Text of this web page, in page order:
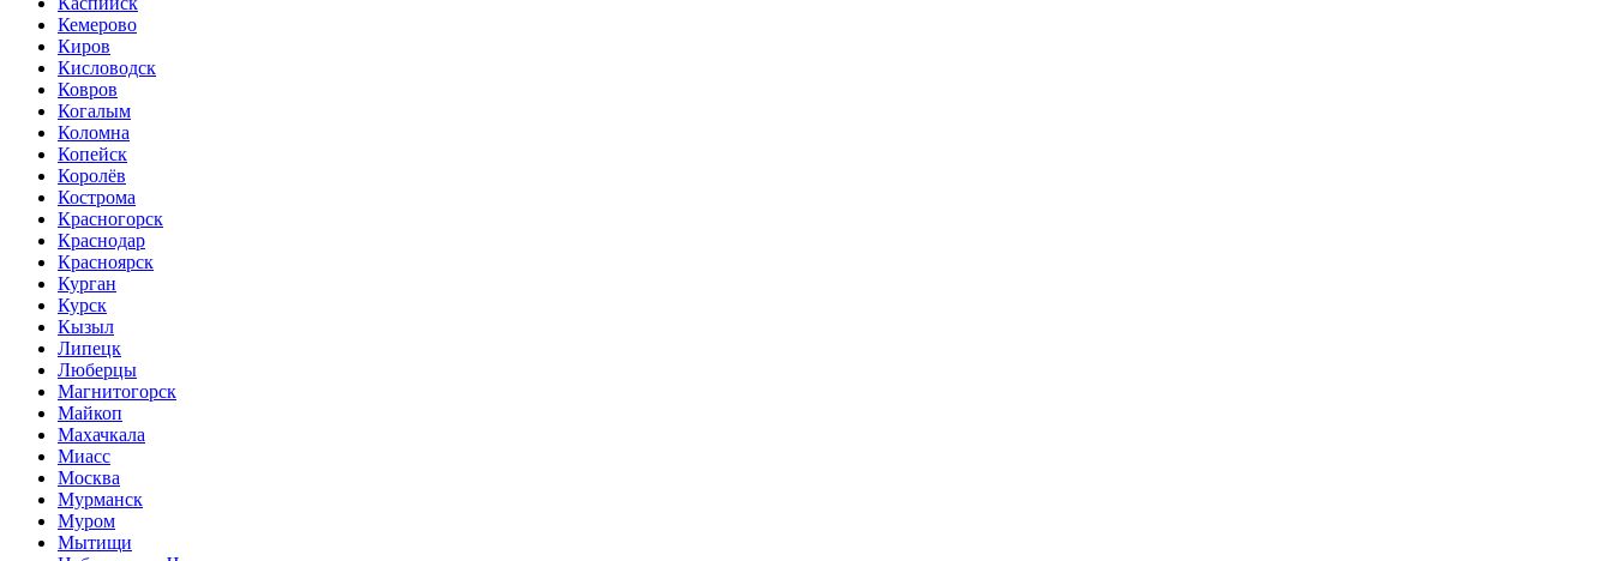
Кемерово
Киров
Кисловодск
Ковров
Когалым
Коломна
Копейск
Королёв
Кострома
Красногорск
Краснодар
Красноярск
Курган
Курск
Кызыл
Липецк
Люберцы
Магнитогорск
Майкоп
Махачкала
Миасс
Москва
Мурманск
Муром
Мытищи